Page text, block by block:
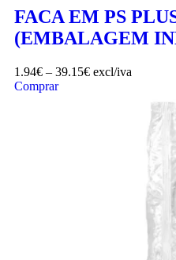
FACA EM PS
(EMBALAGEM
1.94€ – 39.15€ excl/iva
Comprar